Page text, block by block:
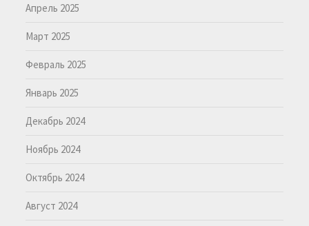
Апрель 2025
Март 2025
Февраль 2025
Январь 2025
Декабрь 2024
Ноябрь 2024
Октябрь 2024
Август 2024